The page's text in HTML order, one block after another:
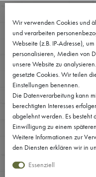
Wir verwenden Cookies und
und verarbeiten
Webseite (z.B. IP-Adresse),
personalisieren, Medien von
unsere Website zu
gesetzte Cookies. Wir teilen
Einstellungen benennen.
Die Datenverarbeitung kann
berechtigten Interesses
abgelehnt werden. Es besteht
Einwilligung zu einem
Weitere Informationen zur
den Diensten erklären wir in
Essenziell